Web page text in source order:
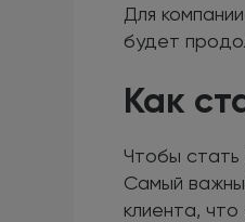
Для
будет
Как
Чтобы стать
Самый
клиента,